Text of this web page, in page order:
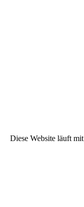
Diese Website läuft mit